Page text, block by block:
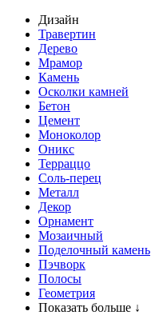
Дизайн
Травертин
Дерево
Мрамор
Камень
Осколки камней
Бетон
Цемент
Моноколор
Оникс
Терраццо
Соль-перец
Металл
Декор
Орнамент
Мозаичный
Поделочный камень
Пэчворк
Полосы
Геометрия
Показать больше ↓